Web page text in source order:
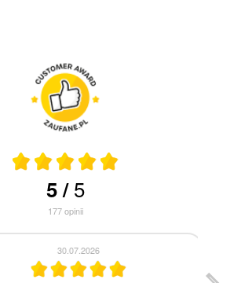
5/5
177opinii
30.07.2026